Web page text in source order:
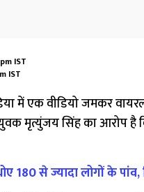
IST
IST
में एक वीडियो जमकर
मृत्युंजय सिंह का आरोप
180 से ज्यादा लोगों के पांव,